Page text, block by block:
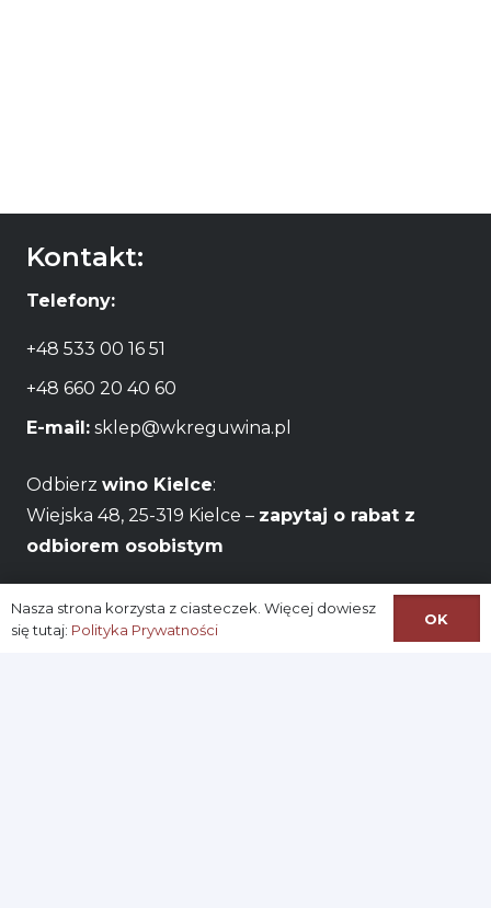
Kontakt:
Telefony:
+48 533 00 16 51
+48 660 20 40 60
E-mail: sklep@wkreguwina.pl
Odbierz wino Kielce:
Wiejska 48, 25-319 Kielce – zapytaj o rabat z
odbiorem osobistym
Pon – Pt / 06:00 – 22:00
Nasza strona korzysta z ciasteczek. Więcej dowiesz
się tutaj: Polityka Prywatności
OK